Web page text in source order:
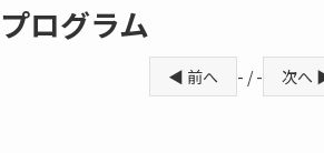
プログラム
◀ 前へ - / - 次へ